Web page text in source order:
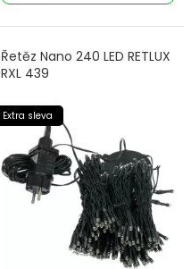
Řetěz Nano 240 LED RETLUX
RXL 439
Extra sleva